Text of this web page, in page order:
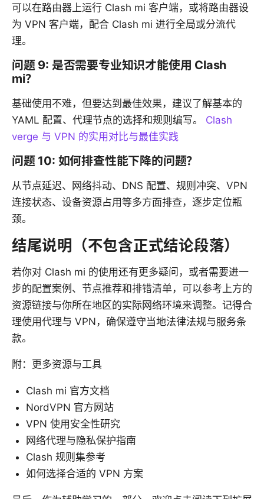
可以在路由器上运行 Clash mi 客户端，或将路由器设
为 VPN 客户端，配合 Clash mi 进行全局或分流代
理。
问题 9: 是否需要专业知识才能使用 Clash
mi？
基础使用不难，但要达到最佳效果，建议了解基本的
YAML 配置、代理节点的选择和规则编写。 Clash
verge 与 VPN 的实用对比与最佳实践
问题 10: 如何排查性能下降的问题？
从节点延迟、网络抖动、DNS 配置、规则冲突、VPN
连接状态、设备资源占用等多方面排查，逐步定位瓶
颈。
结尾说明（不包含正式结论段落）
若你对 Clash mi 的使用还有更多疑问，或者需要进一
步的配置案例、节点推荐和排错清单，可以参考上方的
资源链接与你所在地区的实际网络环境来调整。记得合
理使用代理与 VPN，确保遵守当地法律法规与服务条
款。
附：更多资源与工具
Clash mi 官方文档
NordVPN 官方网站
VPN 使用安全性研究
网络代理与隐私保护指南
Clash 规则集参考
如何选择合适的 VPN 方案